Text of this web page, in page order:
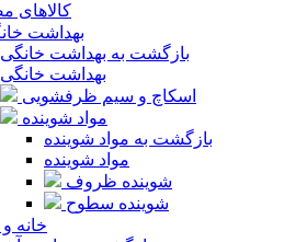
کالاهای
بهداشت
بازگشت به بهداشت خانگی
بهداشت خانگی
اسکاچ و سیم ظرفشویی
مواد شوینده
بازگشت به مواد شوینده
مواد شوینده
شوینده ظروف
شوینده سطوح
خانه